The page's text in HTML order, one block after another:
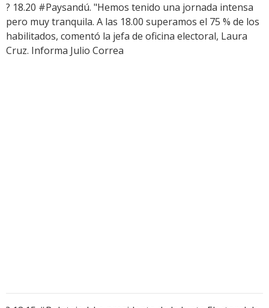
? 18.20 #Paysandú. "Hemos tenido una jornada intensa
pero muy tranquila. A las 18.00 superamos el 75 % de los
habilitados, comentó la jefa de oficina electoral, Laura
Cruz. Informa Julio Correa